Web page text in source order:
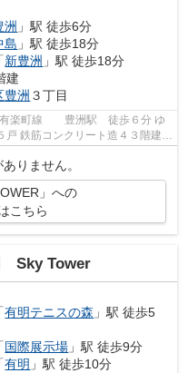
洲 」駅 徒歩6分
島 」駅 徒歩18分
「新豊洲 」駅 徒歩18分
建
豊洲 ３丁目
りません。
」への
こちら
Sky Tower
「有明テニスの森 」駅 徒歩5
「国際展示場 」駅 徒歩9分
「有明 」駅 徒歩10分